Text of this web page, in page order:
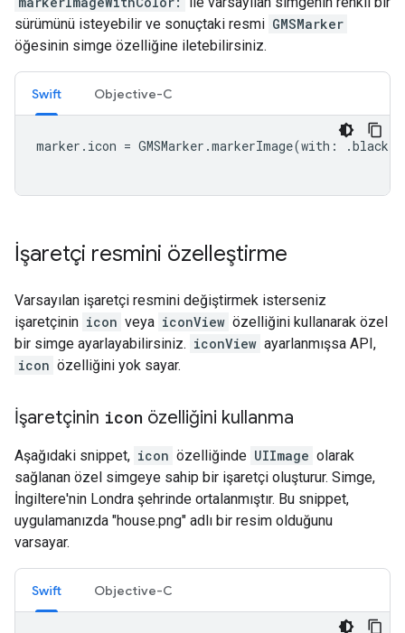
sürümünü isteyebilir ve sonuçtaki resmi GMSMarker
öğesinin simge özelliğine iletebilirsiniz.
Swift Objective-C
marker . icon = GMSMarker .markerImage(with : .black
İşaretçi resmini özelleştirme
Varsayılan işaretçi resmini değiştirmek isterseniz
işaretçinin icon veya iconView özelliğini kullanarak özel
bir simge ayarlayabilirsiniz. iconView ayarlanmışsa API,
icon özelliğini yok sayar.
İşaretçinin icon özelliğini kullanma
Aşağıdaki snippet, icon özelliğinde UIImage olarak
sağlanan özel simgeye sahip bir işaretçi oluşturur. Simge,
İngiltere'nin Londra şehrinde ortalanmıştır. Bu snippet,
uygulamanızda "house.png" adlı bir resim olduğunu
varsayar.
Swift Objective-C